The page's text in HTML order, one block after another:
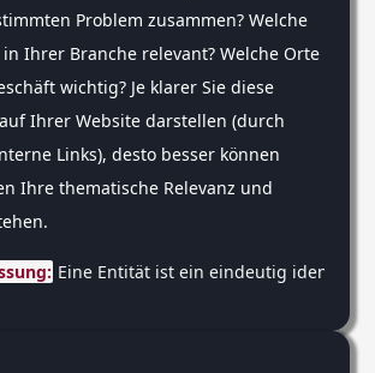
Problem zusammen? Welche
Ihrer Branche relevant? Welche Orte
wichtig? Je klarer Sie diese
Ihrer Website darstellen (durch
Links), desto besser können
Ihre thematische Relevanz und
Eine Entität ist ein eindeutig